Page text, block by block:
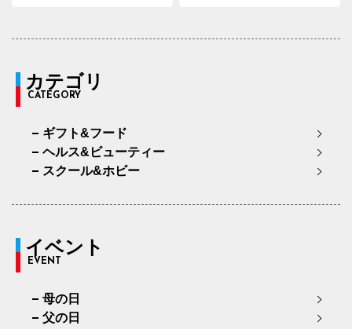
カテゴリ
CATEGORY
ギフト&フード
ヘルス&ビューティー
スクール&ホビー
イベント
EVENT
母の日
父の日